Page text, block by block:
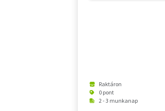
Raktáron
0 pont
2 - 3 munkanap